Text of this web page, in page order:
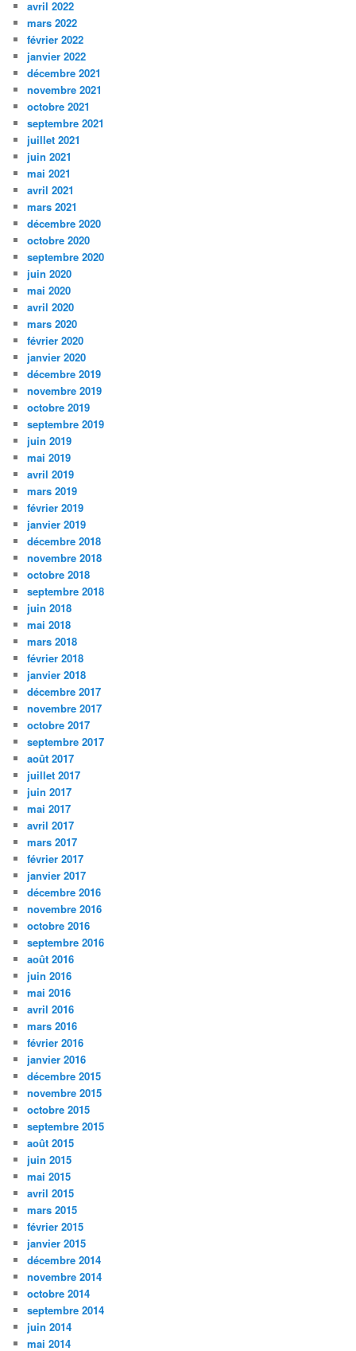
avril 2022
mars 2022
février 2022
janvier 2022
décembre 2021
novembre 2021
octobre 2021
septembre 2021
juillet 2021
juin 2021
mai 2021
avril 2021
mars 2021
décembre 2020
octobre 2020
septembre 2020
juin 2020
mai 2020
avril 2020
mars 2020
février 2020
janvier 2020
décembre 2019
novembre 2019
octobre 2019
septembre 2019
juin 2019
mai 2019
avril 2019
mars 2019
février 2019
janvier 2019
décembre 2018
novembre 2018
octobre 2018
septembre 2018
juin 2018
mai 2018
mars 2018
février 2018
janvier 2018
décembre 2017
novembre 2017
octobre 2017
septembre 2017
août 2017
juillet 2017
juin 2017
mai 2017
avril 2017
mars 2017
février 2017
janvier 2017
décembre 2016
novembre 2016
octobre 2016
septembre 2016
août 2016
juin 2016
mai 2016
avril 2016
mars 2016
février 2016
janvier 2016
décembre 2015
novembre 2015
octobre 2015
septembre 2015
août 2015
juin 2015
mai 2015
avril 2015
mars 2015
février 2015
janvier 2015
décembre 2014
novembre 2014
octobre 2014
septembre 2014
juin 2014
mai 2014